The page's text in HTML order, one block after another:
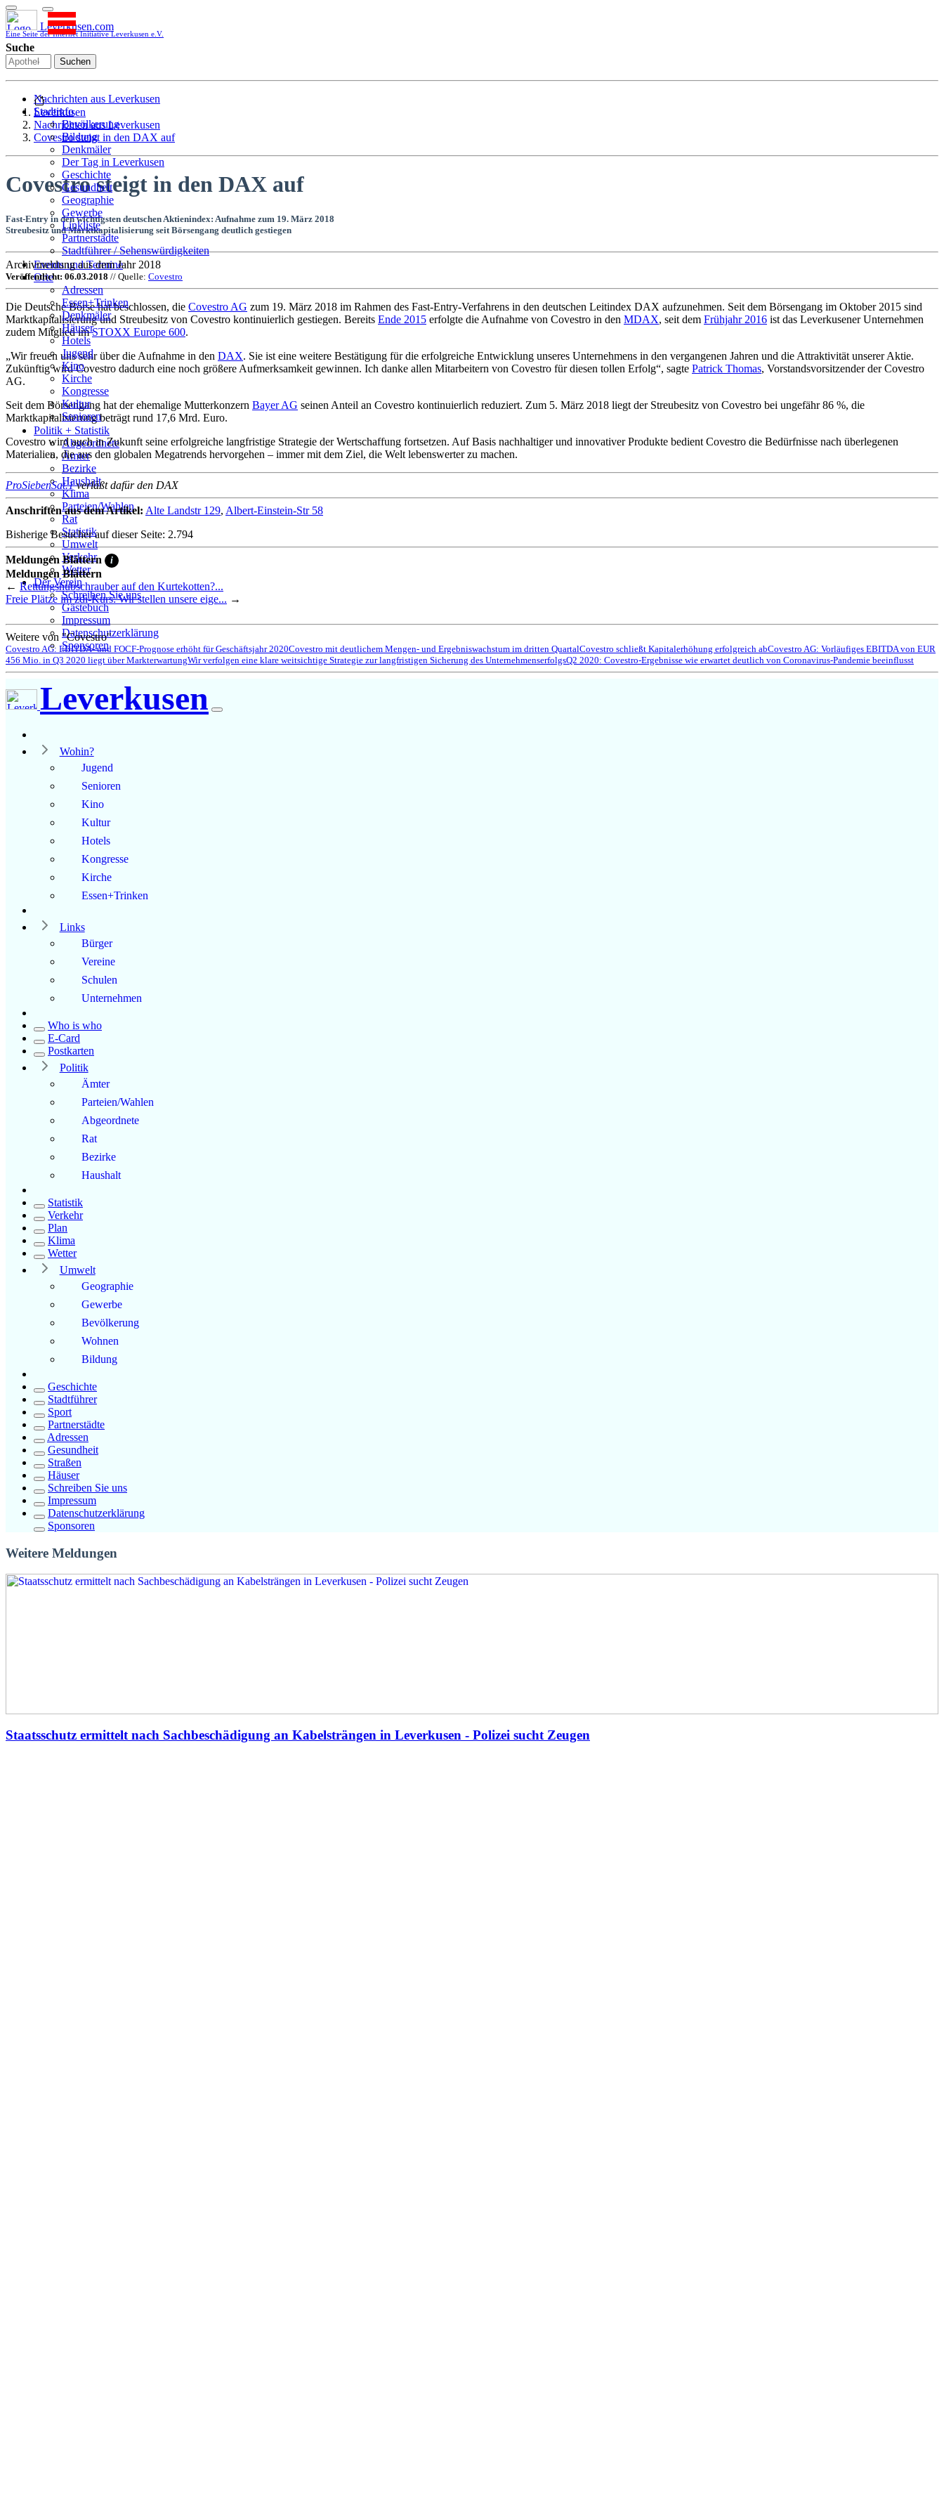
Leverkusen.com
Eine Seite der Internet Initiative Leverkusen e.V.
Suche
Suchen
Nachrichten aus Leverkusen
Stadtinfo
Bevölkerung
Bildung
Denkmäler
Der Tag in Leverkusen
Geschichte
Gesundheit
Geographie
Gewerbe
Linkliste
Partnerstädte
Stadtführer / Sehenswürdigkeiten
Stadtplan
Stadtteile
Sport
Who is who
Wohnen
Events und Termine
Orte
Adressen
Essen+Trinken
Denkmäler
Häuser
Hotels
Jugend
Kino
Kirche
Kongresse
Kultur
Senioren
Stadtführer
Straßen
Politik + Statistik
Abgeordnete
Ämter
Bezirke
Haushalt
Klima
Parteien/Wahlen
Rat
Statistik
Umwelt
Verkehr
Wetter
Der Verein
Schreiben Sie uns
Gästebuch
Impressum
Datenschutzerklärung
Sponsoren
Leverkusen
Nachrichten aus Leverkusen
Covestro steigt in den DAX auf
Covestro steigt in den DAX auf
Fast-Entry in den wichtigsten deutschen Aktienindex: Aufnahme zum 19. März 2018
Streubesitz und Marktkapitalisierung seit Börsengang deutlich gestiegen
Archivmeldung aus dem Jahr 2018
Veröffentlicht: 06.03.2018 // Quelle: Covestro
Die Deutsche Börse hat beschlossen, die Covestro AG zum 19. März 2018 im Rahmen des Fast-Entry-Verfahrens in den deutschen Leitindex DAX aufzunehmen. Seit dem Börsengang im Oktober 2015 sind
Marktkapitalisierung und Streubesitz von Covestro kontinuierlich gestiegen. Bereits Ende 2015 erfolgte die Aufnahme von Covestro in den MDAX, seit dem Frühjahr 2016 ist das Leverkusener Unternehmen
zudem Mitglied imSTOXX Europe 600.
„Wir freuen uns sehr über die Aufnahme in den DAX. Sie ist eine weitere Bestätigung für die erfolgreiche Entwicklung unseres Unternehmens in den vergangenen Jahren und die Attraktivität unserer Aktie.
Zukünftig wird Covestro dadurch eine noch größere Aufmerksamkeit gewinnen. Ich danke allen Mitarbeitern von Covestro für diesen tollen Erfolg“, sagte Patrick Thomas, Vorstandsvorsitzender der Covestro
AG.
Seit dem Börsengang hat der ehemalige Mutterkonzern Bayer AG seinen Anteil an Covestro kontinuierlich reduziert. Zum 5. März 2018 liegt der Streubesitz von Covestro bei ungefähr 86 %, die
Marktkapitalisierung beträgt rund 17,6 Mrd. Euro.
Covestro wird auch in Zukunft seine erfolgreiche langfristige Strategie der Wertschaffung fortsetzen. Auf Basis nachhaltiger und innovativer Produkte bedient Covestro die Bedürfnisse nach überlegenen
Materialien, die aus den globalen Megatrends hervorgehen – immer mit dem Ziel, die Welt lebenswerter zu machen.
ProSiebenSat.1verläßt dafür den DAX
Anschriften aus dem Artikel: Alte Landstr 129, Albert-Einstein-Str 58
Bisherige Besucher auf dieser Seite: 2.794
Meldungen Blättern i
Meldungen Blättern
← Rettungshubschrauber auf den Kurtekotten?...
Freie Plätze im zdi-Kurs: Wir stellen unsere eige... →
Weitere von "Covestro"
Covestro AG: EBITDA- und FOCF-Prognose erhöht für Geschäftsjahr 2020Covestro mit deutlichem Mengen- und Ergebniswachstum im dritten QuartalCovestro schließt Kapitalerhöhung erfolgreich abCovestro AG: Vorläufiges EBITDA von EUR
456 Mio. in Q3 2020 liegt über MarkterwartungWir verfolgen eine klare weitsichtige Strategie zur langfristigen Sicherung des UnternehmenserfolgsQ2 2020: Covestro-Ergebnisse wie erwartet deutlich von Coronavirus-Pandemie beeinflusst
Leverkusen
Wohin?
Jugend
Senioren
Kino
Kultur
Hotels
Kongresse
Kirche
Essen+Trinken
Links
Bürger
Vereine
Schulen
Unternehmen
Who is who
E-Card
Postkarten
Politik
Ämter
Parteien/Wahlen
Abgeordnete
Rat
Bezirke
Haushalt
Statistik
Verkehr
Plan
Klima
Wetter
Umwelt
Geographie
Gewerbe
Bevölkerung
Wohnen
Bildung
Geschichte
Stadtführer
Sport
Partnerstädte
Adressen
Gesundheit
Straßen
Häuser
Schreiben Sie uns
Impressum
Datenschutzerklärung
Sponsoren
Weitere Meldungen
Staatsschutz ermittelt nach Sachbeschädigung an Kabelsträngen in Leverkusen - Polizei sucht Zeugen